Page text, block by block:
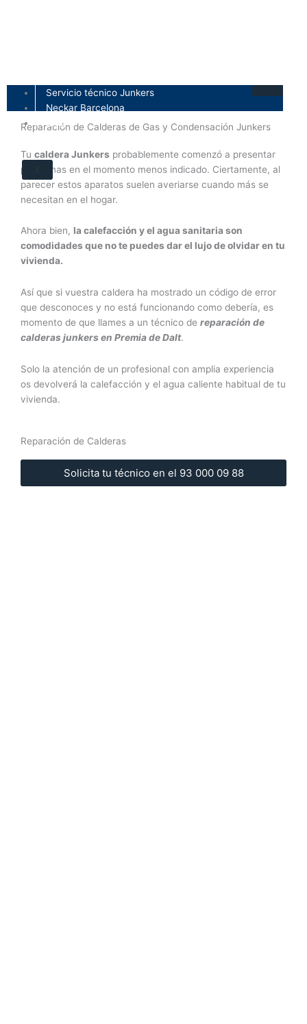
Servicio técnico Junkers
Neckar Barcelona
Blog
Servicio Técnico Junkers en Premia de Dalt
Reparación de Calderas de Gas y Condensación Junkers
Tu caldera Junkers probablemente comenzó a presentar
problemas en el momento menos indicado. Ciertamente, al
parecer estos aparatos suelen averiarse cuando más se
necesitan en el hogar.
Ahora bien, la calefacción y el agua sanitaria son
comodidades que no te puedes dar el lujo de olvidar en tu
vivienda.
Así que si vuestra caldera ha mostrado un código de error
que desconoces y no está funcionando como debería, es
momento de que llames a un técnico de reparación de
calderas junkers en Premia de Dalt.
Solo la atención de un profesional con amplia experiencia
os devolverá la calefacción y el agua caliente habitual de tu
vivienda.
Reparación de Calderas
Solicita tu técnico en el 93 000 09 88